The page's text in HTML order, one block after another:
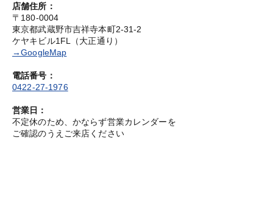
店舗住所：
〒180-0004
東京都武蔵野市吉祥寺本町2-31-2
ケヤキビル1FL（大正通り）
→GoogleMap
電話番号：
0422-27-1976
営業日：
不定休のため、かならず営業カレンダーを
ご確認のうえご来店ください